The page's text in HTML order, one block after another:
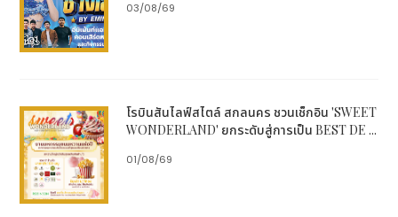
03/08/69
โรบินสันไลฟ์สไตล์ สกลนคร ชวนเช็กอิน 'SWEET
WONDERLAND' ยกระดับสู่การเป็น BEST DE ...
01/08/69